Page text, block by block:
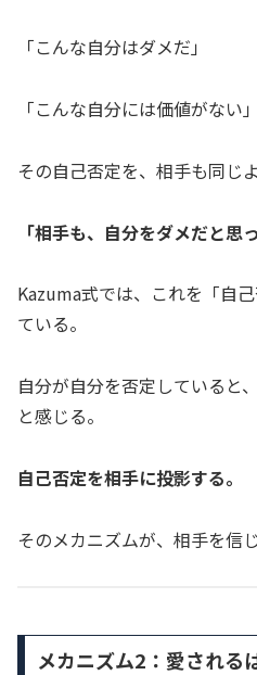
「こんな自分はダメだ」
「こんな自分には価値がない」
その自己否定を、相手も同じ
「相手も、自分をダメだと思
Kazuma式では、これを「自
ている。
自分が自分を否定していると
と感じる。
自己否定を相手に投影する。
そのメカニズムが、相手を信
メカニズム2：愛される